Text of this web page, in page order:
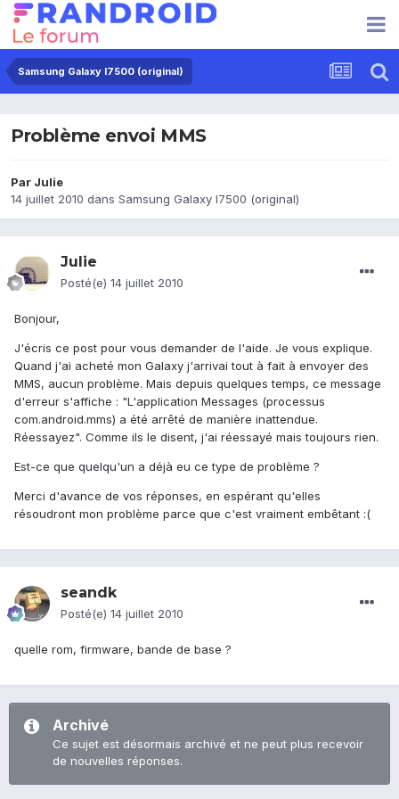
Samsung Galaxy I7500 (original)
Problème envoi MMS
Par Julie
14 juillet 2010 dans Samsung Galaxy I7500 (original)
Julie
Posté(e) 14 juillet 2010
Bonjour,
J'écris ce post pour vous demander de l'aide. Je vous explique.
Quand j'ai acheté mon Galaxy j'arrivai tout à fait à envoyer des
MMS, aucun problème. Mais depuis quelques temps, ce message
d'erreur s'affiche : "L'application Messages (processus
com.android.mms) a été arrêté de manière inattendue.
Réessayez". Comme ils le disent, j'ai réessayé mais toujours rien.
Est-ce que quelqu'un a déjà eu ce type de problème ?
Merci d'avance de vos réponses, en espérant qu'elles
résoudront mon problème parce que c'est vraiment embêtant :(
seandk
Posté(e) 14 juillet 2010
quelle rom, firmware, bande de base ?
Archivé
Ce sujet est désormais archivé et ne peut plus recevoir
de nouvelles réponses.